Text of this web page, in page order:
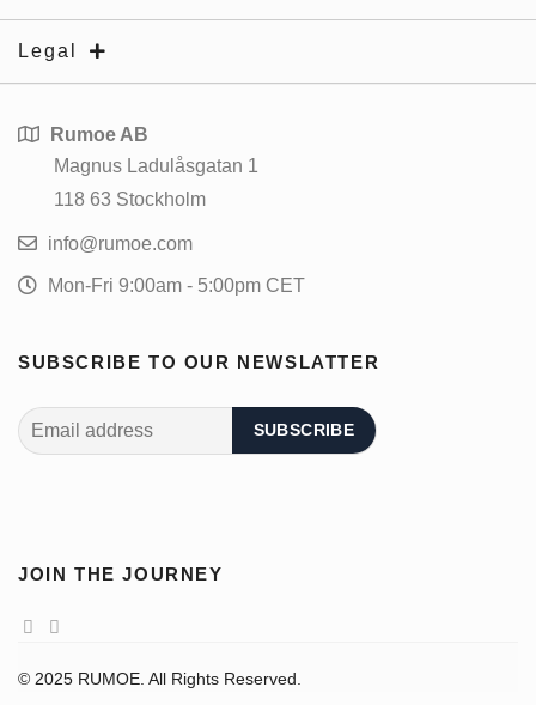
Legal
Rumoe AB
Magnus Ladulåsgatan 1
118 63 Stockholm
info@rumoe.com
Mon-Fri 9:00am - 5:00pm CET
SUBSCRIBE TO OUR NEWSLATTER
JOIN THE JOURNEY
© 2025 RUMOE. All Rights Reserved.